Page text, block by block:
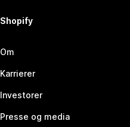
Shopify
Om
Karrierer
Investorer
Presse og media